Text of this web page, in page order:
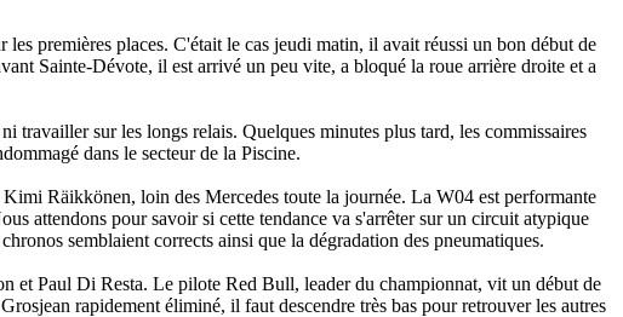
premières places. C'était le cas jeudi matin, il avait réussi un bon début de
Sainte-Dévote, il est arrivé un peu vite, a bloqué la roue arrière droite et a
travailler sur les longs relais. Quelques minutes plus tard, les commissaires
dans le secteur de la Piscine.
Räikkönen, loin des Mercedes toute la journée. La W04 est performante
attendons pour savoir si cette tendance va s'arrêter sur un circuit atypique
semblaient corrects ainsi que la dégradation des pneumatiques.
et Paul Di Resta. Le pilote Red Bull, leader du championnat, vit un début de
rapidement éliminé, il faut descendre très bas pour retrouver les autres